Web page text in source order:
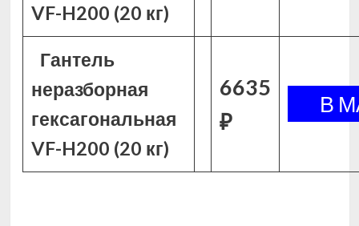
VF-H200 (20 кг)
Гантель
неразборная
гексагональная
VF-H200 (20 кг)
6635
₽